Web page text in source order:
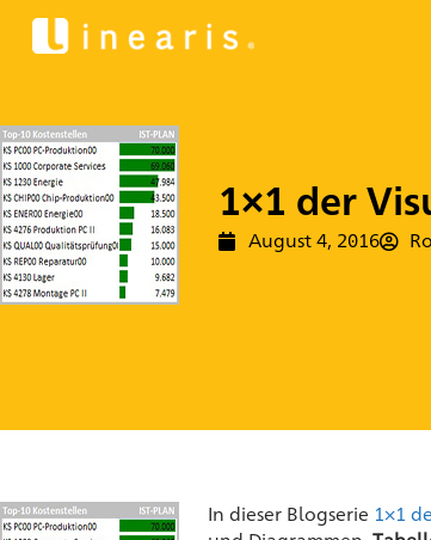
1×1 der
August 4, 2016
In dieser Blogserie 1×1